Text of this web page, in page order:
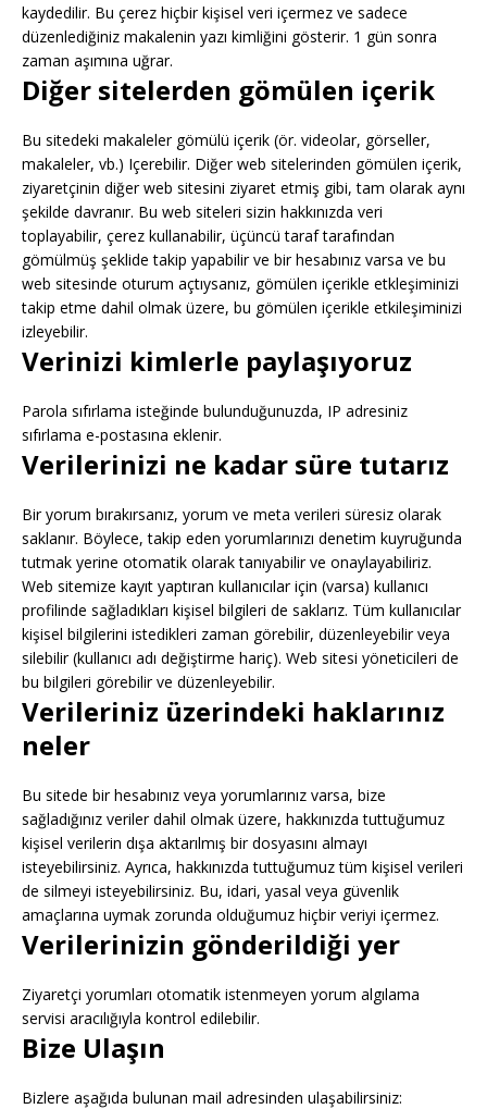
kaydedilir. Bu çerez hiçbir kişisel veri içermez ve sadece
düzenlediğiniz makalenin yazı kimliğini gösterir. 1 gün sonra
zaman aşımına uğrar.
Diğer sitelerden gömülen içerik
Bu sitedeki makaleler gömülü içerik (ör. videolar, görseller,
makaleler, vb.) Içerebilir. Diğer web sitelerinden gömülen içerik,
ziyaretçinin diğer web sitesini ziyaret etmiş gibi, tam olarak aynı
şekilde davranır. Bu web siteleri sizin hakkınızda veri
toplayabilir, çerez kullanabilir, üçüncü taraf tarafından
gömülmüş şeklide takip yapabilir ve bir hesabınız varsa ve bu
web sitesinde oturum açtıysanız, gömülen içerikle etkleşiminizi
takip etme dahil olmak üzere, bu gömülen içerikle etkileşiminizi
izleyebilir.
Verinizi kimlerle paylaşıyoruz
Parola sıfırlama isteğinde bulunduğunuzda, IP adresiniz
sıfırlama e-postasına eklenir.
Verilerinizi ne kadar süre tutarız
Bir yorum bırakırsanız, yorum ve meta verileri süresiz olarak
saklanır. Böylece, takip eden yorumlarınızı denetim kuyruğunda
tutmak yerine otomatik olarak tanıyabilir ve onaylayabiliriz.
Web sitemize kayıt yaptıran kullanıcılar için (varsa) kullanıcı
profilinde sağladıkları kişisel bilgileri de saklarız. Tüm kullanıcılar
kişisel bilgilerini istedikleri zaman görebilir, düzenleyebilir veya
silebilir (kullanıcı adı değiştirme hariç). Web sitesi yöneticileri de
bu bilgileri görebilir ve düzenleyebilir.
Verileriniz üzerindeki haklarınız
neler
Bu sitede bir hesabınız veya yorumlarınız varsa, bize
sağladığınız veriler dahil olmak üzere, hakkınızda tuttuğumuz
kişisel verilerin dışa aktarılmış bir dosyasını almayı
isteyebilirsiniz. Ayrıca, hakkınızda tuttuğumuz tüm kişisel verileri
de silmeyi isteyebilirsiniz. Bu, idari, yasal veya güvenlik
amaçlarına uymak zorunda olduğumuz hiçbir veriyi içermez.
Verilerinizin gönderildiği yer
Ziyaretçi yorumları otomatik istenmeyen yorum algılama
servisi aracılığıyla kontrol edilebilir.
Bize Ulaşın
Bizlere aşağıda bulunan mail adresinden ulaşabilirsiniz: